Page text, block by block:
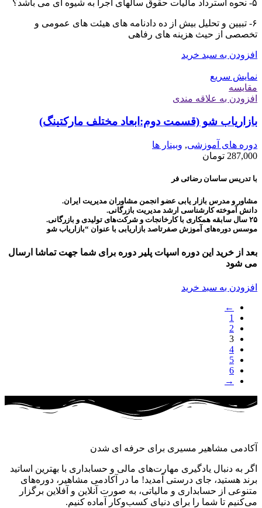
۵- نحوه استرداد مالیات حقوق سالهای اجرا به شیوه ای می باشد؟
۶- تبیین و تحلیل بیش از ده دادنامه های هیئت های عمومی و
تخصصی از حیث هزینه های رفاهی
افزودن به سبد خرید
نمایش سریع
مقايسه
افزودن به علاقه مندی
بازاریاب شو (قسمت دوم:ابعاد مختلف مارکتینگ)
دوره های آموزشی, وبینار ها
287,000 تومان
با تدریس ساسان رضائی فر
مشاور و مدرس بازار یابی عضو انجمن مشاوران مدیریت ایران.
دانش آموخته کارشناسی ارشد مدیریت بازرگانی.
۲۵ سال سابقه همکاری با کارخانجات و شرکت‌های تولیدی و بازرگانی.
موسس دوره‌های آموزش صفرتاصد بازاریابی با عنوان “بازاریاب شو
بعد از خرید این دوره اسپات پلیر دوره برای شما جهت تماشا ارسال
می شود
افزودن به سبد خرید
←
1
2
3
4
5
6
→
آکادمی مشاهیر مسیری برای حرفه ای شدن
اگر به دنبال یادگیری مهارت‌های مالی و حسابداری با بهترین اساتید
برند هستید، جای درستی آمدید! ما در آکادمی مشاهیر، دوره‌های
متنوعی از حسابداری و مالیاتی، به صورت آنلاین و آفلاین برگزار
می‌کنیم تا شما را برای دنیای کسب‌وکار آماده کنیم.